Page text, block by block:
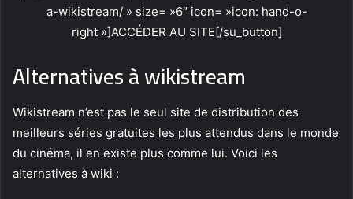
a-wikistream/ » size= »6″ icon= »icon: hand-o-
right »]ACCÉDER AU SITE[/su_button]
Alternatives à wikistream
Wikistream n’est pas le seul site de distribution des
meilleurs séries gratuites les plus attendus dans le monde
du cinéma, il en existe plus comme lui. Voici les
alternatives à wiki :